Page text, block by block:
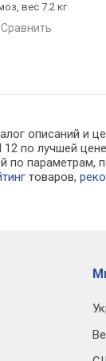
вес 7.2 кг
сравнить
описаний и
12 по лучшей
по параметрам,
товаров,